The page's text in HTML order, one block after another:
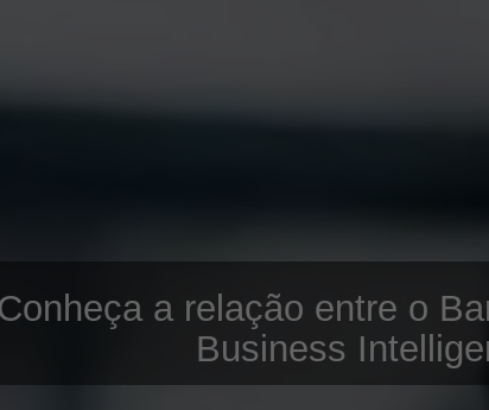
a relação entre o
Business